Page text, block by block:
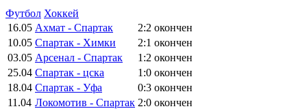
Футбол Хоккей
16.05 Ахмат - Спартак 2:2 окончен
10.05 Спартак - Химки 2:1 окончен
03.05 Арсенал - Спартак 1:2 окончен
25.04 Спартак - цска 1:0 окончен
18.04 Спартак - Уфа 0:3 окончен
11.04 Локомотив - Спартак 2:0 окончен